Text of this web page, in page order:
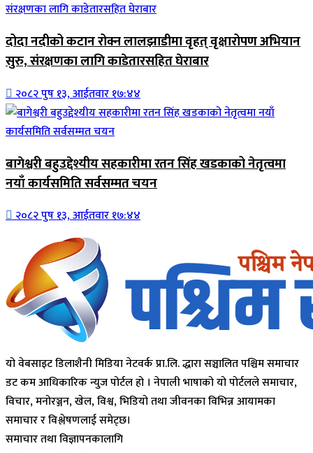
दोदा नदीको कटान रोक्न लालझाडीमा वृहत् वृक्षारोपण अभियान
सुरु, संरक्षणका लागि काडेतारसहित घेराबार
२०८२ पुष १३, आईतवार १७:४४
बागेश्वरी बहुउद्देश्यीय सहकारीमा रतन सिंह खडकाको नेतृत्वमा
नयाँ कार्यसमिति सर्वसम्मत चयन
२०८२ पुष १३, आईतवार १७:४४
यो वेबसाइट डिलाशैनी मिडिया नेटवर्क प्रा.लि. द्धारा सञ्चालित पश्चिम समाचार
डट कम आधिकारिक न्युज पोर्टल हो । नेपाली भाषाको यो पोर्टलले समाचार,
विचार, मनोरञ्जन, खेल, विश्व, भिडियो तथा जीवनका विभिन्न आयामका
समाचार र विश्लेषणलाई समेट्छ।
समाचार तथा विज्ञापनकालागि